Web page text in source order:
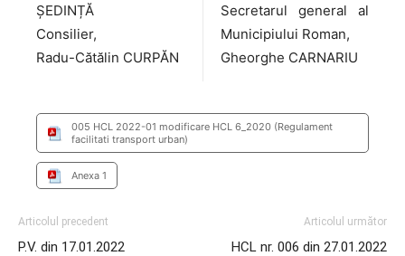
ȘEDINȚĂ
Consilier,
Radu-Cătălin CURPĂN
Secretarul general al
Municipiului Roman,
Gheorghe CARNARIU
005 HCL 2022-01 modificare HCL 6_2020 (Regulament
facilitati transport urban)
Anexa 1
Articolul precedent
P.V. din 17.01.2022
Articolul următor
HCL nr. 006 din 27.01.2022